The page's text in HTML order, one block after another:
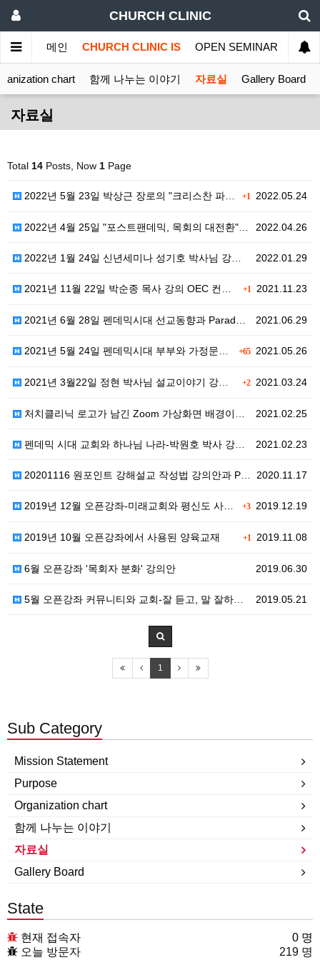
CHURCH CLINIC
메인 CHURCH CLINIC IS OPEN SEMINAR
chart 함께 나누는 이야기 자료실 Gallery Board
자료실
Total 14 Posts, Now 1 Page
+1 2022.05.24
2022년 5월 23일 박상근 장로의 "크리스찬 파워"…
2022.04.26
2022년 4월 25일 "포스트팬데믹, 목회의 대전환"…
2022.01.29
2022년 1월 24일 신년세미나 성기호 박사님 강의안
+1 2021.11.23
2021년 11월 22일 박순종 목사 강의 OEC 컨설…
2021.06.29
2021년 6월 28일 펜데믹시대 선교동향과 Parad…
+652021.05.26
2021년 5월 24일 펜데믹시대 부부와 가정문제의 대…
+22021.03.24
2021년 3월22일 정현 박사님 설교이야기 강의안과 …
2021.02.25
처치클리닉 로고가 남긴 Zoom 가상화면 배경이미지
2021.02.23
펜데믹 시대 교회와 하나님 나라-박원호 박사 강의안
2020.11.17
20201116 원포인트 강해설교 작성법 강의안과 PP…
+32019.12.19
2019년 12월 오픈강좌-미래교회와 평신도 사역 강의…
+1 2019.11.08
2019년 10월 오픈강좌에서 사용된 양육교재
2019.06.30
6월 오픈강좌 '목회자 분화' 강의안
2019.05.21
5월 오픈강좌 커뮤니티와 교회-잘 듣고, 말 잘하기 강…
1
Sub Category
Mission Statement
Purpose
Organization chart
함께 나누는 이야기
자료실
Gallery Board
State
현재 접속자
0 명
오늘 방문자
219 명